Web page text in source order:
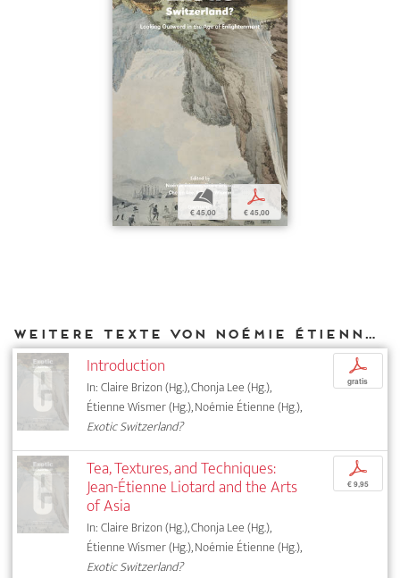
b
€ 45,00
p
€ 45,00
Weitere Texte von Noémie Étienne bei DIAPHANES
Introduction
In: Claire Brizon (Hg.), Chonja Lee (Hg.),
Étienne Wismer (Hg.), Noémie Étienne (Hg.),
Exotic Switzerland?
p
gratis
Tea, Textures, and Techniques:
Jean-Étienne Liotard and the Arts
of Asia
In: Claire Brizon (Hg.), Chonja Lee (Hg.),
Étienne Wismer (Hg.), Noémie Étienne (Hg.),
Exotic Switzerland?
p
€ 9,95